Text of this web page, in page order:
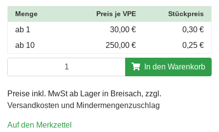
Menge Preis je VPE Stückpreis
ab 1 30,00 €
0,30 €
ab 10
250,00 € 0,25 €
In den Warenkorb
Preise inkl. MwSt ab Lager in Breisach, zzgl.
Versandkosten und Mindermengenzuschlag
Auf den Merkzettel